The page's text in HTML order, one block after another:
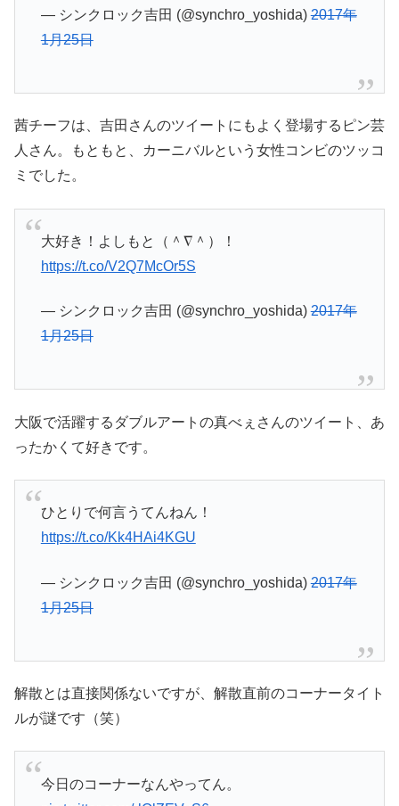
— シンクロック吉田 (@synchro_yoshida)2017年
1月25日
茜チーフは、吉田さんのツイートにもよく登場するピン芸
人さん。もともと、カーニバルという女性コンビのツッコ
ミでした。
大好き！よしもと（＾∇＾）！
https://t.co/V2Q7McOr5S
— シンクロック吉田 (@synchro_yoshida)2017年
1月25日
大阪で活躍するダブルアートの真べぇさんのツイート、あ
ったかくて好きです。
ひとりで何言うてんねん！
https://t.co/Kk4HAi4KGU
— シンクロック吉田 (@synchro_yoshida)2017年
1月25日
解散とは直接関係ないですが、解散直前のコーナータイト
ルが謎です（笑）
今日のコーナーなんやってん。